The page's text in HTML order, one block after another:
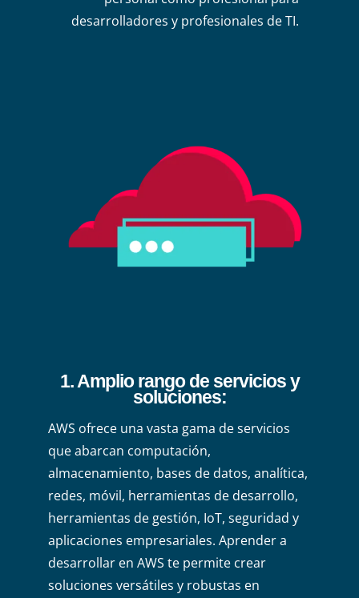
desarrolladores y profesionales de TI.
1. Amplio rango de servicios y
soluciones:
AWS ofrece una vasta gama de servicios
que abarcan computación,
almacenamiento, bases de datos, analítica,
redes, móvil, herramientas de desarrollo,
herramientas de gestión, IoT, seguridad y
aplicaciones empresariales. Aprender a
desarrollar en AWS te permite crear
soluciones versátiles y robustas en